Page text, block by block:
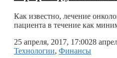
Как известно, лечение
пациента в течение как
25 апреля, 2017, 17:0028
Технологии, Финансы